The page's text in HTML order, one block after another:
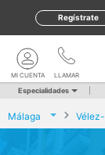
Regístrate
LLAMAR
MI CUENTA
Especialidades
Málaga